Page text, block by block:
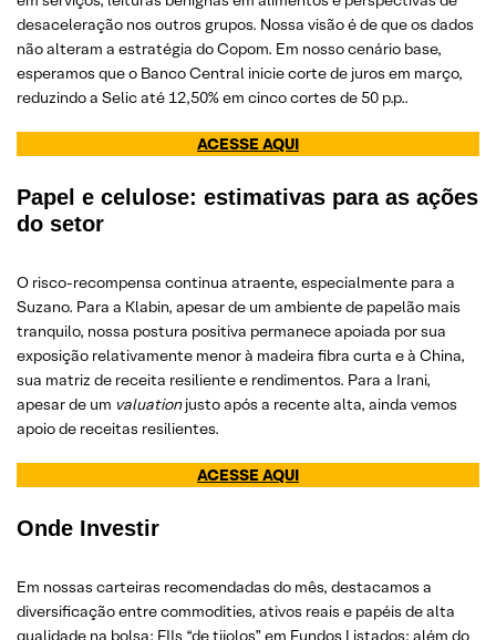
desaceleração nos outros grupos. Nossa visão é de que os dados
não alteram a estratégia do Copom. Em nosso cenário base,
esperamos que o Banco Central inicie corte de juros em março,
reduzindo a Selic até 12,50% em cinco cortes de 50 p.p..
ACESSE AQUI
Papel e celulose: estimativas para as ações
do setor
O risco-recompensa continua atraente, especialmente para a
Suzano. Para a Klabin, apesar de um ambiente de papelão mais
tranquilo, nossa postura positiva permanece apoiada por sua
exposição relativamente menor à madeira fibra curta e à China,
sua matriz de receita resiliente e rendimentos. Para a Irani,
apesar de um valuationjusto após a recente alta, ainda vemos
apoio de receitas resilientes.
ACESSE AQUI
Onde Investir
Em nossas carteiras recomendadas do mês, destacamos a
diversificação entre commodities, ativos reais e papéis de alta
qualidade na bolsa; FIIs “de tijolos” em Fundos Listados; além do